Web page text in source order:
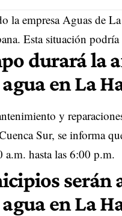
la empresa Aguas de
Esta situación
durará la
en La
y
Sur, se informa
a.m. hasta las 6:00 p.m.
serán
en La